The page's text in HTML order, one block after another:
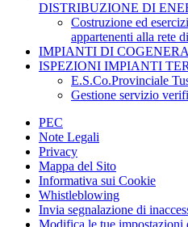
DISTRIBUZIONE DI
Costruzione ed
appartenenti alla rete
IMPIANTI DI
ISPEZIONI IMPIANTI
E.S.Co.Provinciale
Gestione servizio
PEC
Note Legali
Privacy
Mappa del Sito
Informativa sui Cookie
Whistleblowing
Invia segnalazione di
Modifica le tue impostazioni